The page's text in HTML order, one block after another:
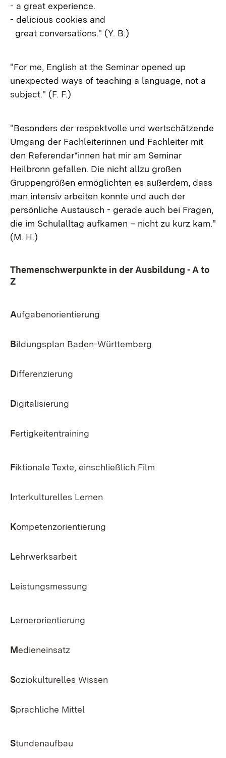
- a great experience.
- delicious cookies and
great conversations." (Y. B.)
"For me, English at the Seminar opened up
unexpected ways of teaching a language, not a
subject." (F. F.)
"Besonders der respektvolle und wertschätzende
Umgang der Fachleiterinnen und Fachleiter mit
den Referendar*innen hat mir am Seminar
Heilbronn gefallen. Die nicht allzu großen
Gruppengrößen ermöglichten es außerdem, dass
man intensiv arbeiten konnte und auch der
persönliche Austausch - gerade auch bei Fragen,
die im Schulalltag aufkamen – nicht zu kurz kam."
(M. H.)
Themenschwerpunkte in der Ausbildung - A to
Z
Aufgabenorientierung
Bildungsplan Baden-Württemberg
Differenzierung
Digitalisierung
Fertigkeitentraining
Fiktionale Texte, einschließlich Film
Interkulturelles Lernen
Kompetenzorientierung
Lehrwerksarbeit
Leistungsmessung
Lernerorientierung
Medieneinsatz
Soziokulturelles Wissen
Sprachliche Mittel
Stundenaufbau